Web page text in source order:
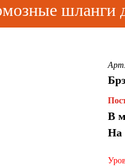
шланги
В
На